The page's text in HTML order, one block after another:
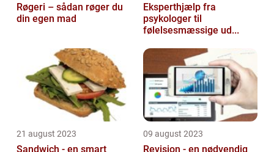
Røgeri – sådan røger du
din egen mad
Eksperthjælp fra
psykologer til
følelsesmæssige ud...
21 august 2023
Sandwich - en smart
09 august 2023
Revision - en nødvendig